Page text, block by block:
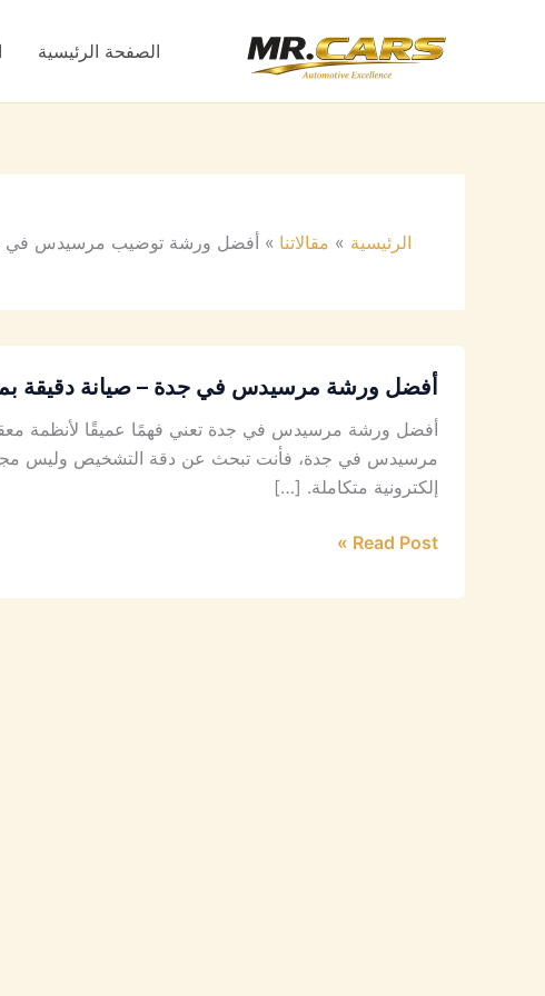
الصفحة الرئيسية
الرئيسية مقالاتنا أفضل ورشة توضيب مرسيدس في
أفضل ورشة مرسيدس في جدة – صيانة دقيقة
أفضل ورشة مرسيدس في جدة تعني فهمًا عميقًا لأنظمة معقدة
مرسيدس في جدة، فأنت تبحث عن دقة التشخيص وليس مجرد
إلكترونية متكاملة. […]
Read Post »